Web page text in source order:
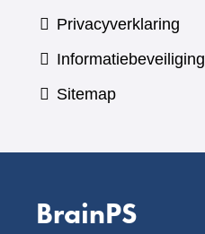
Privacyverklaring
Informatiebeveiliging
Sitemap
BrainPS